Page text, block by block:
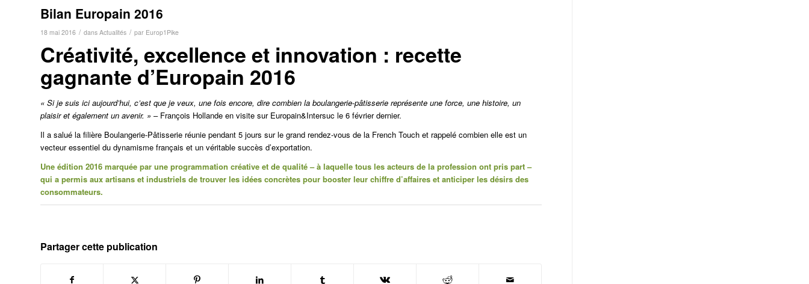
Bilan Europain 2016
18 mai 2016 / dans Actualités / par Europ1Pike
Créativité, excellence et innovation : recette
gagnante d’Europain 2016
« Si je suis ici aujourd’hui, c’est que je veux, une fois encore, dire combien la boulangerie-pâtisserie représente une force, une histoire, un
plaisir et également un avenir. » – François Hollande en visite sur Europain&Intersuc le 6 février dernier.
Il a salué la filière Boulangerie-Pâtisserie réunie pendant 5 jours sur le grand rendez-vous de la French Touch et rappelé combien elle est un
vecteur essentiel du dynamisme français et un véritable succès d’exportation.
Une édition 2016 marquée par une programmation créative et de qualité – à laquelle tous les acteurs de la profession ont pris part –
qui a permis aux artisans et industriels de trouver les idées concrètes pour booster leur chiffre d’affaires et anticiper les désirs des
consommateurs.
Partager cette publication